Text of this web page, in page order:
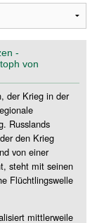
-
von
der Krieg in der
Russlands
den Krieg
von einer
steht mit seinen
Flüchtlingswelle
mittlerweile